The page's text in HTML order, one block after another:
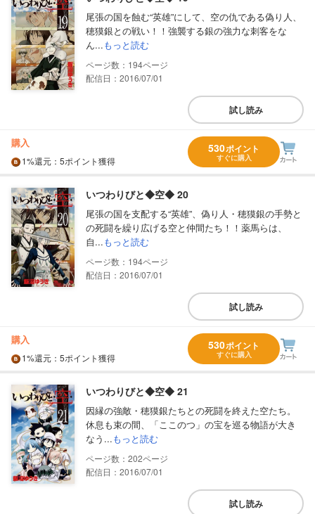
尾張の国を蝕む“英雄”にして、空の仇である偽り人、
穂獏銀との戦い！！強襲する銀の強力な刺客をな
ん...もっと読む
194
配信日：2016/07/01
試し読み
購入
1%還元 ：5ポイント獲得
530ポイント
すぐに購入
いつわりびと◆空◆ 20
尾張の国を支配する“英雄”、偽り人・穂獏銀の手勢と
の死闘を繰り広げる空と仲間たち！！薬馬らは、
自...もっと読む
194
配信日：2016/07/01
試し読み
購入
1%還元 ：5ポイント獲得
530ポイント
すぐに購入
いつわりびと◆空◆ 21
因縁の強敵・穂獏銀たちとの死闘を終えた空たち。
休息も束の間、「ここのつ」の宝を巡る物語が大き
なう...もっと読む
202
配信日：2016/07/01
試し読み